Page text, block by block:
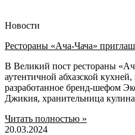
Новости
Рестораны «Ача-Чача»
В Великий пост рестораны
аутентичной абхазской
разработанное бренд-шефом
Джикия, хранительница
Читать полностью »
20.03.2024